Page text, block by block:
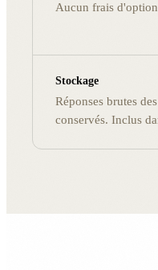
Aucun frais
Stockage
Réponses brutes
conservés. Inclus